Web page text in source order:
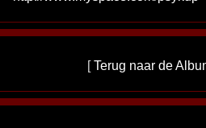
[Terug naar de